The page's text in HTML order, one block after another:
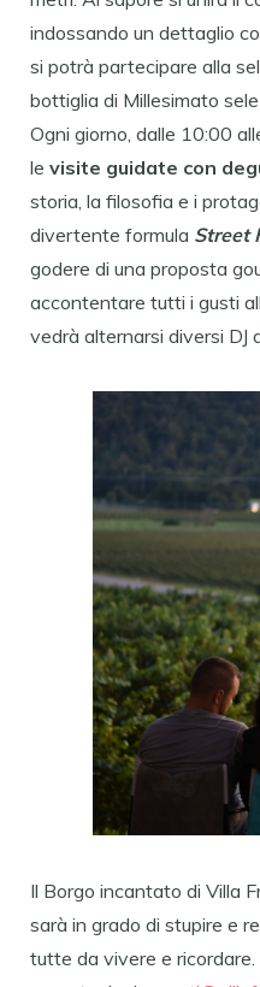
indossando un dettaglio
si potrà partecipare alla
bottiglia di Millesimato
Ogni giorno, dalle 10:00
le visite guidate con
storia, la filosofia e i
divertente formula Street
godere di una proposta
accontentare tutti i gusti
vedrà alternarsi diversi DJ
Il Borgo incantato di Villa
sarà in grado di stupire e
tutte da vivere e